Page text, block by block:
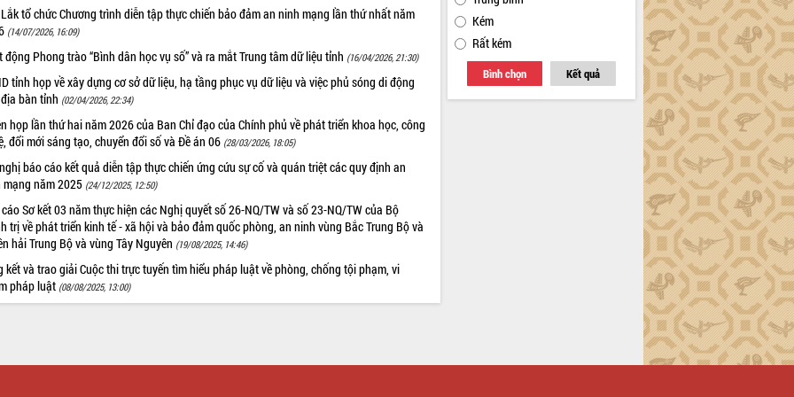
tổ chức Chương trình diễn tập thực chiến bảo đảm an ninh mạng lần thứ nhất năm
(14/07/2026, 16:09)
động Phong trào “Bình dân học vụ số” và ra mắt Trung tâm dữ liệu tỉnh (16/04/2026, 21:30)
tỉnh họp về xây dựng cơ sở dữ liệu, hạ tầng phục vụ dữ liệu và việc phủ sóng di động
bàn tỉnh (02/04/2026, 22:34)
họp lần thứ hai năm 2026 của Ban Chỉ đạo của Chính phủ về phát triển khoa học, công
đổi mới sáng tạo, chuyển đổi số và Đề án 06 (28/03/2026, 18:05)
báo cáo kết quả diễn tập thực chiến ứng cứu sự cố và quán triệt các quy định an
mạng năm 2025 (24/12/2025, 12:50)
Sơ kết 03 năm thực hiện các Nghị quyết số 26-NQ/TW và số 23-NQ/TW của Bộ
trị về phát triển kinh tế - xã hội và bảo đảm quốc phòng, an ninh vùng Bắc Trung Bộ và
hải Trung Bộ và vùng Tây Nguyên (19/08/2025, 14:46)
kết và trao giải Cuộc thi trực tuyến tìm hiểu pháp luật về phòng, chống tội phạm, vi
pháp luật (08/08/2025, 13:00)
Kém
Rất kém
Bình chọn Kết quả